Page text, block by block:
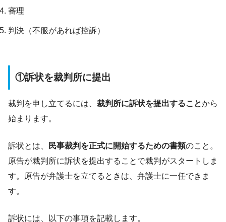
審理
判決（不服があれば控訴）
①訴状を裁判所に提出
裁判を申し立てるには、 裁判所に訴状を提出することから
始まります。
訴状とは、 民事裁判を正式に開始するための書類のこと。
原告が裁判所に訴状を提出することで裁判がスタートしま
す。原告が弁護士を立てるときは、弁護士に一任できま
す。
訴状には、以下の事項を記載します。